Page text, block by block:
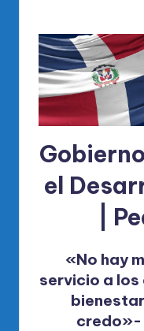
el
|
«No hay
servicio a
credo»-